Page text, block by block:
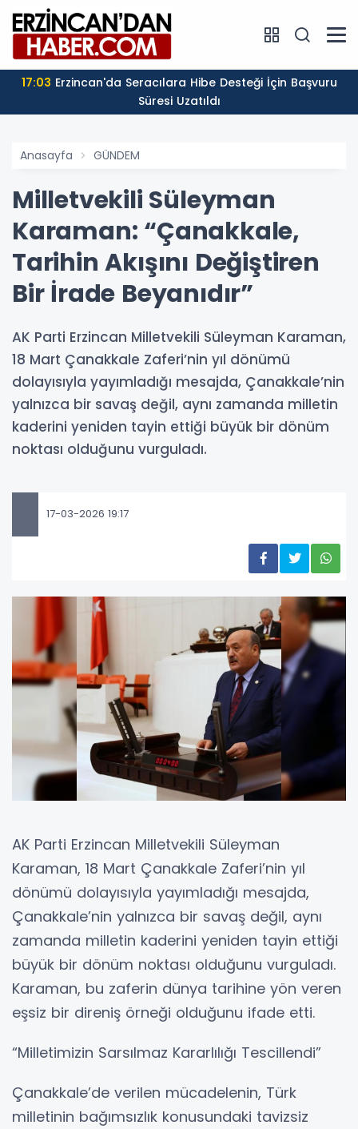
17:03
Süresi Uzatıldı
Anasayfa GÜNDEM
Milletvekili Süleyman
Karaman: “Çanakkale,
Tarihin Akışını Değiştiren
Bir İrade Beyanıdır”
AK Parti Erzincan Milletvekili Süleyman Karaman,
18 Mart Çanakkale Zaferi’nin yıl dönümü
dolayısıyla yayımladığı mesajda, Çanakkale’nin
yalnızca bir savaş değil, aynı zamanda milletin
kaderini yeniden tayin ettiği büyük bir dönüm
noktası olduğunu vurguladı.
17-03-2026 19:17
AK Parti Erzincan Milletvekili Süleyman
Karaman, 18 Mart Çanakkale Zaferi’nin yıl
dönümü dolayısıyla yayımladığı mesajda,
Çanakkale’nin yalnızca bir savaş değil, aynı
zamanda milletin kaderini yeniden tayin ettiği
büyük bir dönüm noktası olduğunu vurguladı.
Karaman, bu zaferin dünya tarihine yön veren
eşsiz bir direniş örneği olduğunu ifade etti.
“Milletimizin Sarsılmaz Kararlılığı Tescillendi”
Çanakkale’de verilen mücadelenin, Türk
milletinin bağımsızlık konusundaki tavizsiz